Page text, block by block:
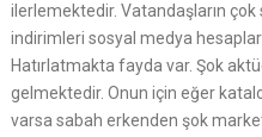
ilerlemektedir. Vatandaşların çok
indirimleri sosyal medya
Hatırlatmakta fayda var. Şok
gelmektedir. Onun için eğer
varsa sabah erkenden şok